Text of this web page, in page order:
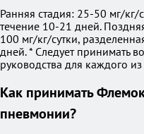
Ранняя стадия: 25-50 мг/кг/
течение 10-21 дней.
100 мг/кг/сутки,
дней. * Следует принимать
руководства для каждого
Как принимать
пневмонии?